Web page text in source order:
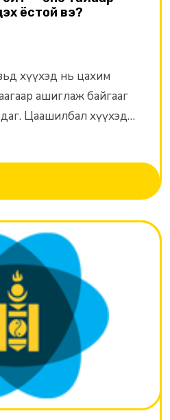
ёстой вэ?
хүүхэд нь цахим
ашиглаж байгааг
Цаашилбал хүүхэд
сүлжээнд донтсон
бүр төвөгтэй.